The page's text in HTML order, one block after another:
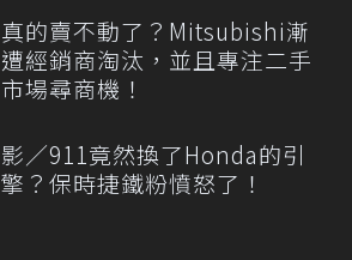
真的賣不動了？Mitsubishi漸
遭經銷商淘汰，並且專注二手
市場尋商機！
影／911竟然換了Honda的引
擎？保時捷鐵粉憤怒了！